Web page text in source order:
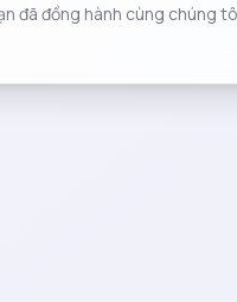
đã đồng hành cùng chúng